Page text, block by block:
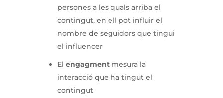
persones a les quals arriba el
contingut, en ell pot influir el
nombre de seguidors que tingui
el influencer
El engagmentmesura la
interacció que ha tingut el
contingut